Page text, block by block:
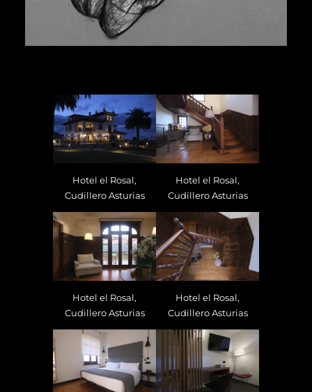
Hotel el Rosal,
Cudillero Asturias
Hotel el Rosal,
Cudillero Asturias
Hotel el Rosal,
Cudillero Asturias
Hotel el Rosal,
Cudillero Asturias